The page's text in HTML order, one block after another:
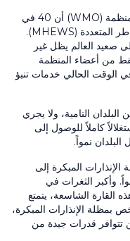
(WMO) أن 40 في
المتعددة (MHEWS)
.
صعيد العالم يظل غير
من أعضاء المنظمة
الوقت الحالي خدمات تنبؤ
النامية، ولا يجري
كاملاً للوصول إلى
نمواً.
المبكرة إلى
وأكبر الثغرات في
القارة الشاسعة، يتمتع
شخص بمظلة الإنذارات المبكرة،
تتوافر قدرات جيدة من